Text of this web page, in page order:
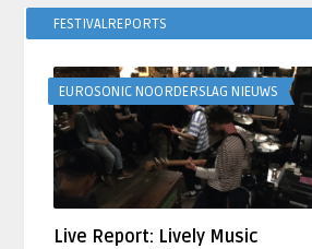
FESTIVALREPORTS
EUROSONIC NOORDERSLAG NIEUWS
Live Report: Lively Music